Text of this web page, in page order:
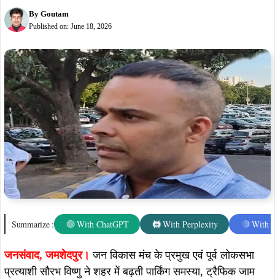
By Goutam
Published on: June 18, 2026
Summarize : With ChatGPT With Perplexity With
जनसंवाद,जमशेदपुर। जन विकास मंच के प्रमुख एवं पूर्व लोकसभा
प्रत्याशी सौरभ विष्णु ने शहर में बढ़ती पार्किंग समस्या, ट्रैफिक जाम